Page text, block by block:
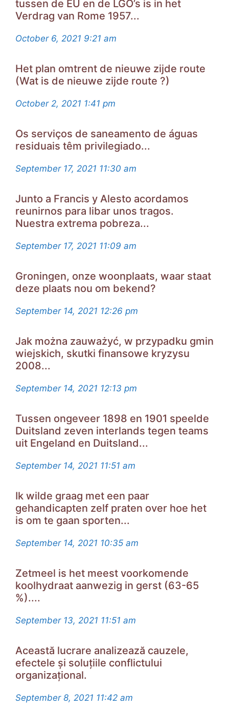
tussen de EU en de LGO’s is in het
Verdrag van Rome 1957...
October 6, 2021 9:21 am
Het plan omtrent de nieuwe zijde route
(Wat is de nieuwe zijde route ?)
October 2, 2021 1:41 pm
Os serviços de saneamento de águas
residuais têm privilegiado...
September 17, 2021 11:30 am
Junto a Francis y Alesto acordamos
reunirnos para libar unos tragos.
Nuestra extrema pobreza...
September 17, 2021 11:09 am
Groningen, onze woonplaats, waar staat
deze plaats nou om bekend?
September 14, 2021 12:26 pm
Jak można zauważyć, w przypadku gmin
wiejskich, skutki finansowe kryzysu
2008...
September 14, 2021 12:13 pm
Tussen ongeveer 1898 en 1901 speelde
Duitsland zeven interlands tegen teams
uit Engeland en Duitsland...
September 14, 2021 11:51 am
Ik wilde graag met een paar
gehandicapten zelf praten over hoe het
is om te gaan sporten...
September 14, 2021 10:35 am
Zetmeel is het meest voorkomende
koolhydraat aanwezig in gerst (63-65
%)....
September 13, 2021 11:51 am
Această lucrare analizează cauzele,
efectele și soluțiile conflictului
organizațional.
September 8, 2021 11:42 am